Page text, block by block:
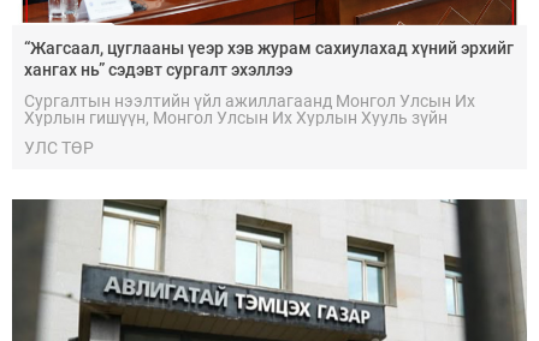
“Жагсаал, цуглааны үеэр хэв журам сахиулахад хүний эрхийг
хангах нь” сэдэвт сургалт эхэллээ
Сургалтын нээлтийн үйл ажиллагаанд Монгол Улсын Их
Хурлын гишүүн, Монгол Улсын Их Хурлын Хууль зүйн
Үндэсний Комиссын гишүүн Б.Энхболд, Цагдаагийн ерөнхий
УЛС ТӨР